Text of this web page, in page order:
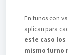
En tunos con
aplican para
este caso
mismo turno